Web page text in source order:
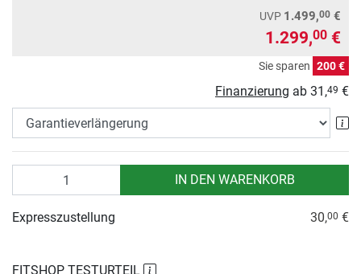
UVP 1.499,00 €
1.299,00 €
Sie sparen 200 €
Finanzierung ab 31,49 €
IN DEN WARENKORB
FITSHOP TESTURTEIL
Expresszustellung 30,00 €